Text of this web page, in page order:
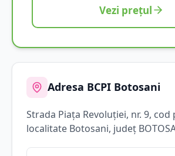
Vezi prețul
Adresa BCPI Botosani
Strada Piața Revoluției, nr. 9, cod
localitate Botosani, județ